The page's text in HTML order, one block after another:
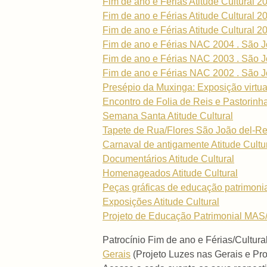
Fim de ano e Férias Atitude Cultural
Fim de ano e Férias Atitude Cultural
Fim de ano e Férias NAC 2004 . São
Fim de ano e Férias NAC 2003 . São
Fim de ano e Férias NAC 2002 . São
Presépio da Muxinga: Exposição
Encontro de Folia de Reis e
Semana Santa Atitude Cultural
Tapete de Rua/Flores São João del-
Carnaval de antigamente Atitude
Documentários Atitude Cultural
Homenageados Atitude Cultural
Peças gráficas de educação
Exposições Atitude Cultural
Projeto de Educação Patrimonial
Patrocínio Fim de ano e Férias/
Gerais (Projeto Luzes nas Gerais e